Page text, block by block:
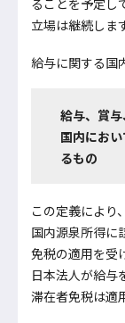
ることを予定し
立場は継続しま
給与に関する国
給与、賞
国内にお
るもの
この定義により
国内源泉所得に
免税の適用を受
日本法人が給与
滞在者免税は適